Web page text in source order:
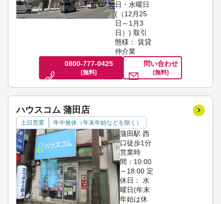
日・水曜日
(（12月25
日～1月3
日）)取引
態様： 賃貸
仲介業
0800-777-0425
[無料]
問い合わせ
[無料]
ハウスコム 蒲田店
土日営業 年中無休（年末年始などを除く）
蒲田駅 西
口徒歩1分
営業時
間：10:00
～18:00 定
休日： 水
曜日(年末
年始は休